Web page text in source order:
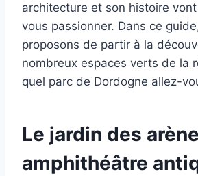
architecture et son histoire
vous passionner. Dans ce
proposons de partir à la
nombreux espaces verts de la
quel parc de Dordogne allez-
Le jardin des
amphithéâtre